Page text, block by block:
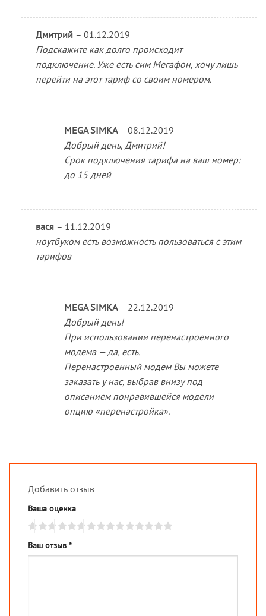
Дмитрий – 01.12.2019
Подскажите как долго происходит
подключение. Уже есть сим Мегафон, хочу лишь
перейти на этот тариф со своим номером.
MEGA SIMKA – 08.12.2019
Добрый день, Дмитрий!
Срок подключения тарифа на ваш номер:
до 15 дней
вася – 11.12.2019
ноутбуком есть возможность пользоваться с этим
тарифов
MEGA SIMKA – 22.12.2019
Добрый день!
При использовании перенастроенного
модема — да, есть.
Перенастроенный модем Вы можете
заказать у нас, выбрав внизу под
описанием понравившейся модели
опцию «перенастройка».
Добавить отзыв
Ваша оценка
Ваш отзыв *